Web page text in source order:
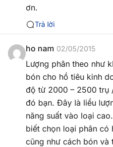
ơn.
Trả lời
ho nam 02/05/2015
Lượng phân theo như
bón cho hồ tiêu kinh
độ từ 2000 – 2500
đó bạn. Đây là liều
năng suất vào loại
biết chọn loại phân có
cũng như cách bón và